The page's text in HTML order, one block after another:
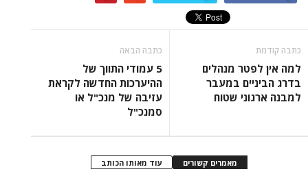
כתבה קודמת
למה אין לפטר מנהלים
בדרג הביניים במעבר
למבנה ארגוני שטוח
כתבה הבאה
5 עמודי התווך של
ההיערכות החדשה לקראת
עזיבה של מנכ"ל או
סמנכ"ל
מאמרים קשורים עוד מאותו הכותב